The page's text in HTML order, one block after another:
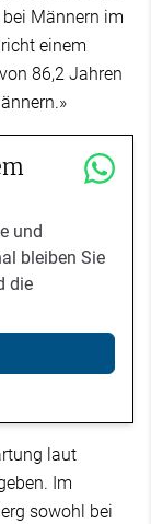
Männern im
einem
86,2 Jahren
und
bleiben Sie
die
laut
Im
sowohl bei